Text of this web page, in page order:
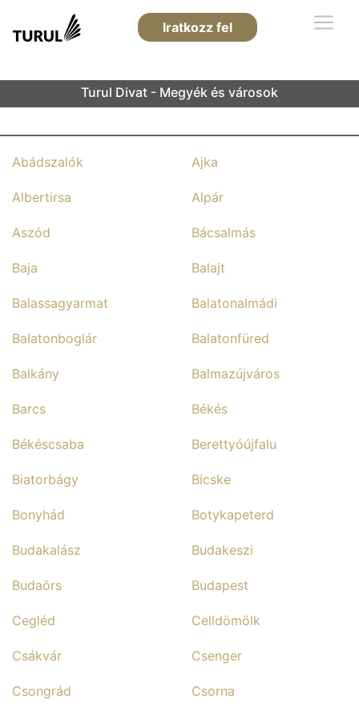
Iratkozz fel
Turul Divat - Megyék és városok
Abádszalók Ajka
Albertirsa Alpár
Aszód Bácsalmás
Baja Balajt
Balassagyarmat Balatonalmádi
Balatonboglár Balatonfüred
Balkány Balmazújváros
Barcs Békés
Békéscsaba Berettyóújfalu
Biatorbágy Bicske
Bonyhád Botykapeterd
Budakalász Budakeszi
Budaörs Budapest
Cegléd Celldömölk
Csákvár Csenger
Csongrád Csorna